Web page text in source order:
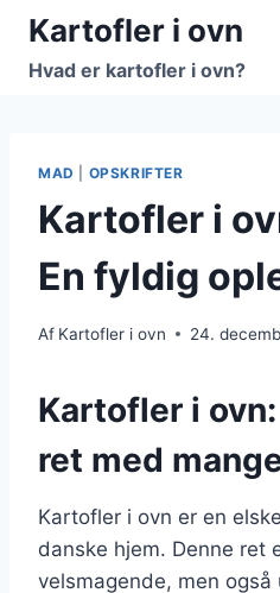
Fortsæt
indhold
Kartofler i ovn
Hvad er kartofler i ovn?
MAD OPSKRIFTER
Kartofler i
En fyldig
Af Kartofler i ovn 24.
Kartofler i
ret med
Kartofler i ovn er en
danske hjem. Denne ret
velsmagende, men også